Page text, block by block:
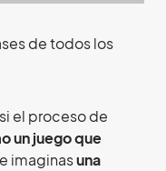
de todos los
el proceso de
un juego que
imaginasuna